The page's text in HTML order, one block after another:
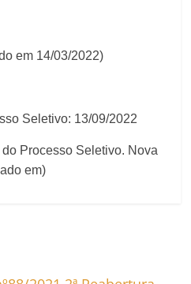
em 14/03/2022)
Seletivo: 13/09/2022
Processo Seletivo. Nova
em)